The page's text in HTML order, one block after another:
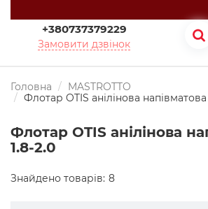
+380737379229
Замовити дзвінок
Головна
MASTROTTO
Флотар OTIS анілінова напівматова
Флотар OTIS анілінова
1.8-2.0
Знайдено товарів: 8